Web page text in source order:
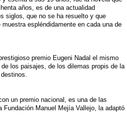
años, es de una actualidad
siglos, que no se ha resuelto y que
espléndidamente en cada una de
premio Eugeni Nadal el mismo
los paisajes, de los dilemas propis de la
un premio nacional, es una de las
Manuel Mejía Vallejo, la adaptó